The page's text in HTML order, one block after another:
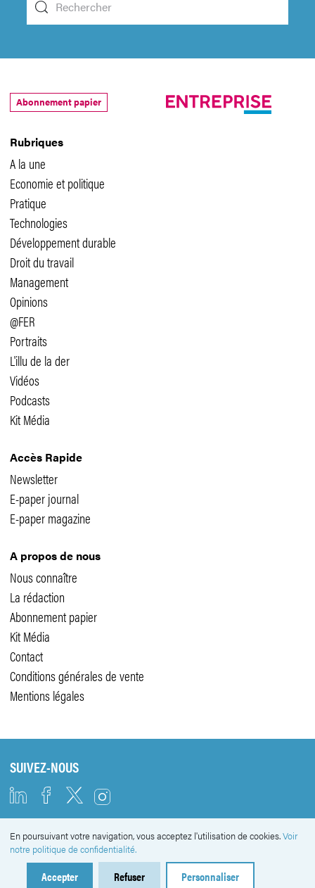
Rubriques
A la une
Economie et politique
Pratique
Technologies
Développement durable
Droit du travail
Management
Opinions
@FER
Portraits
L'illu de la der
Vidéos
Podcasts
Kit Média
Accès Rapide
Newsletter
E-paper journal
E-paper magazine
A propos de nous
Nous connaître
La rédaction
Abonnement papier
Kit Média
Contact
Conditions générales de vente
Mentions légales
Abonnement papier
SUIVEZ-NOUS
NEWSLETTER
En poursuivant votre navigation, vous acceptez l'utilisation de cookies.Voir
notre politique de confidentialité.
Accepter Refuser Personnaliser